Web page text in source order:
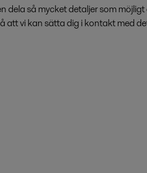
dela så mycket detaljer som
att vi kan sätta dig i kontakt med